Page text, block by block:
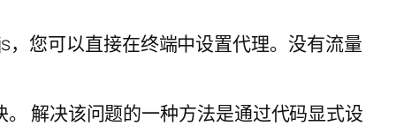
您可以直接在终端中设置代理。没有流量
。 解决该问题的一种方法是通过代码显式设